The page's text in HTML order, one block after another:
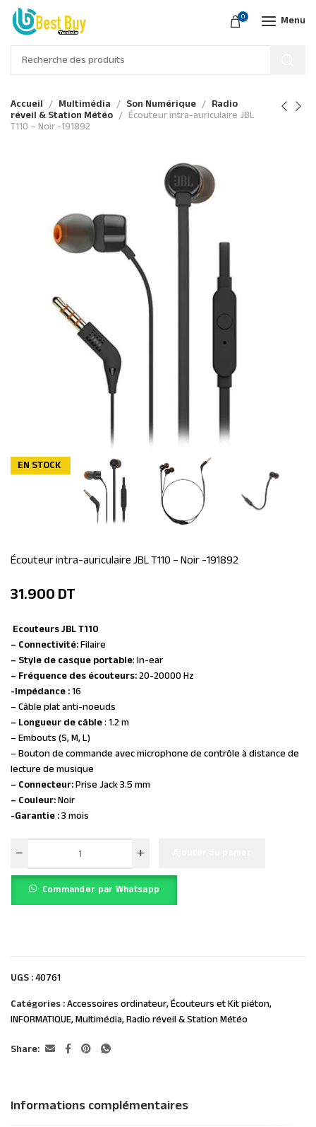
0 Menu
Accueil Multimédia Son Numérique Radio
réveil & Station Météo Écouteur intra-auriculaire JBL
T110 – Noir -191892
EN STOCK
Écouteur intra-auriculaire JBL T110 – Noir -191892
31.900DT
Ecouteurs JBL T110
– Connectivité:Filaire
– Style de casque portable: In-ear
– Fréquence des écouteurs:20-20000 Hz
-Impédance :16
– Câble plat anti-noeuds
– Longueur de câble: 1.2 m
– Embouts (S, M, L)
– Bouton de commande avec microphone de contrôle à distance de
lecture de musique
– Connecteur:Prise Jack 3.5 mm
– Couleur:Noir
-Garantie :3 mois
Commander par Whatsapp
UGS :40761
Catégories :Accessoires ordinateur,Écouteurs et Kit piéton,
INFORMATIQUE,Multimédia,Radio réveil & Station Météo
Share:
Informations complémentaires